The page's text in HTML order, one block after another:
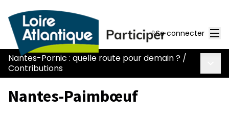
Se connecter
Nantes-Pornic : quelle route pour demain ? /
Contributions
Nantes-Paimbœuf